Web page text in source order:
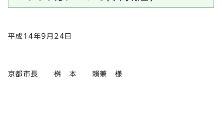
平成14年9月24日
京都市長 桝 本 賴兼 様